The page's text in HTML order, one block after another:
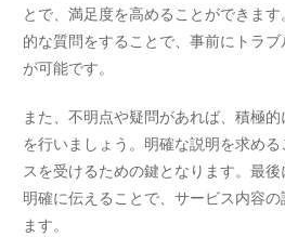
とで、満足度を高めることができま
的な質問をすることで、事前にトラ
が可能です。
また、不明点や疑問があれば、積極
を行いましょう。明確な説明を求め
スを受けるための鍵となります。最
明確に伝えることで、サービス内容
ます。